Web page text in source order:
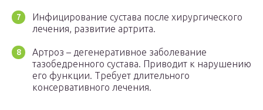
Инфицирование сустава после хирургического
лечения, развитие артрита.
Артроз – дегенеративное заболевание
тазобедренного сустава. Приводит к нарушению
его функции. Требует длительного
консервативного лечения.